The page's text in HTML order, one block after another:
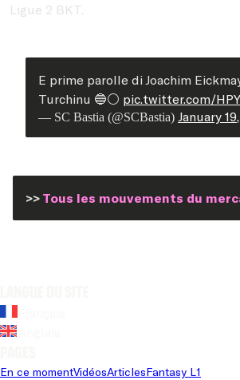
Ligue 2 BKT.
E prime parolle di Joachim
Turchinu 🔵⚪️ pic.twitter.com/
— SC Bastia (@SCBastia) January
>> Tous les mouvements du
En ce momentVidéosArticlesFantasy L1